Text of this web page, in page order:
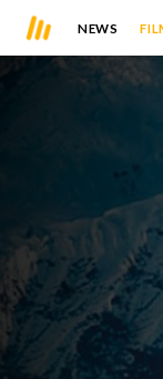
NEWS